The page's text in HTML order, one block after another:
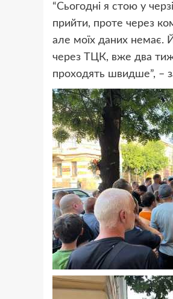
“Сьогодні я стою у
прийти, проте через
але моїх даних
через ТЦК, вже два
проходять швидше”, –